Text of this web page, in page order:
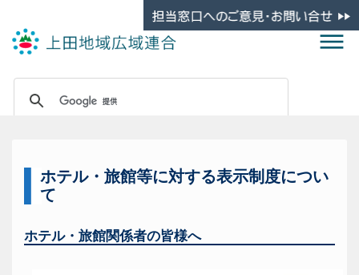
ホテル・旅館等に対する表示制度につい
て
ホテル・旅館関係者の皆様へ